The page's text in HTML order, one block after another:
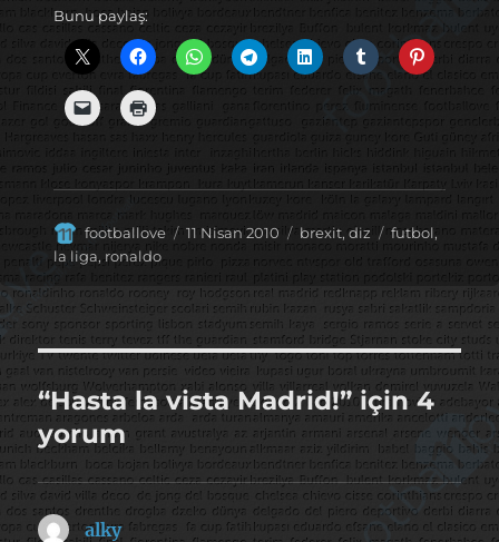
Bunu paylaş:
Yazar
footballove
Yayın
11 Nisan 2010 Kategoriler
brexit, diz Etiketler
futbol,
la liga, ronaldo
“Hasta la vista Madrid!” için 4
yorum
alkydedi